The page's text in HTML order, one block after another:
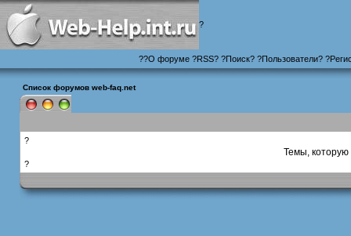
?
??О форуме?RSS? ?Поиск? ?Пользователи? ?
Список форумов web-faq.net
?
Темы, которую
?